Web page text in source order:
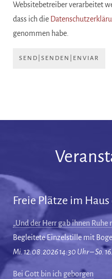
Websitebetreiber verarbeitet
dass ich die
genommen habe.
SEND|SENDEN|ENVIAR
Freie Plätze im
„Und der Herr gab ihnen Ruhe
Begleitete Einzelstille mit
Mi. 12.08.2026 14:30 Uhr – So.
Bei Gott bin ich geborgen